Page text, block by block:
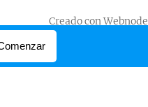
Creado conWebnode